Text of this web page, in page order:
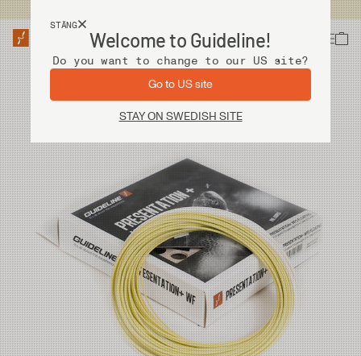
STÄNG
Welcome to Guideline!
Do you want to change to our US site?
Go to US site
STAY ON SWEDISH SITE